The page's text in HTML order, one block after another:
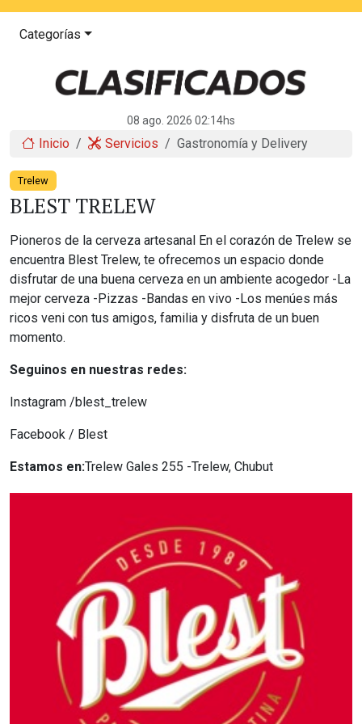
Categorías
08 ago. 2026 02:14hs
Inicio Servicios Gastronomía y Delivery
Trelew
BLEST TRELEW
Pioneros de la cerveza artesanal En el corazón de Trelew se
encuentra Blest Trelew, te ofrecemos un espacio donde
disfrutar de una buena cerveza en un ambiente acogedor -La
mejor cerveza -Pizzas -Bandas en vivo -Los menúes más
ricos veni con tus amigos, familia y disfruta de un buen
momento.
Seguinos en nuestras redes:
Instagram /blest_trelew
Facebook / Blest
Estamos en:Trelew Gales 255 -Trelew, Chubut